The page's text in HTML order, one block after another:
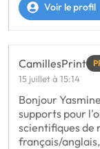
Voir le profil
CamillesPrint
15 juillet à 15:14
Bonjour
supports pour
scientifiques de
français/